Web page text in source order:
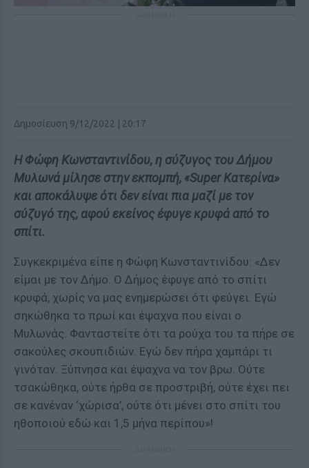
Δημοσίευση 9/12/2022 | 20:17
Η Φώφη Κωνσταντινίδου, η σύζυγος του Δήμου
Μυλωνά μίλησε στην εκπομπή, «Super Κατερίνα»
και αποκάλυψε ότι δεν είναι πια μαζί με τον
σύζυγό της, αφού εκείνος έφυγε κρυφά από το
σπίτι.
Συγκεκριμένα είπε η Φώφη Κωνσταντινίδου: «Δεν
είμαι με τον Δήμο. Ο Δήμος έφυγε από το σπίτι
κρυφά, χωρίς να μας ενημερώσει ότι φεύγει. Εγώ
σηκώθηκα το πρωί και έψαχνα που είναι ο
Μυλωνάς. Φανταστείτε ότι τα ρούχα του τα πήρε σε
σακούλες σκουπιδιών. Εγώ δεν πήρα χαμπάρι τι
γινόταν. Ξύπνησα και έψαχνα να τον βρω. Ούτε
τσακώθηκα, ούτε ήρθα σε προστριβή, ούτε έχει πει
σε κανέναν ‘χώρισα’, ούτε ότι μένει στο σπίτι του
ηθοποιού εδώ και 1,5 μήνα περίπου»!